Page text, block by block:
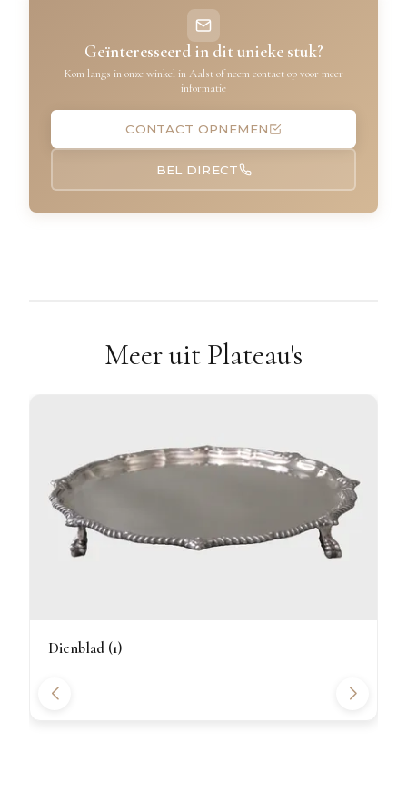
Geïnteresseerd in dit unieke stuk?
Kom langs in onze winkel in Aalst of neem contact op voor meer
informatie
CONTACT OPNEMEN
BEL DIRECT
Meer uit Plateau's
Dienblad (1)